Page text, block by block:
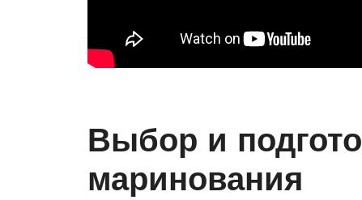
Выбор и
маринования